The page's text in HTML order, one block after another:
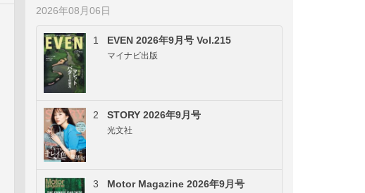
2026年08月06日
1 EVEN 2026年9月号 Vol.215
マイナビ出版
2 STORY 2026年9月号
光文社
3 Motor Magazine 2026年9月号